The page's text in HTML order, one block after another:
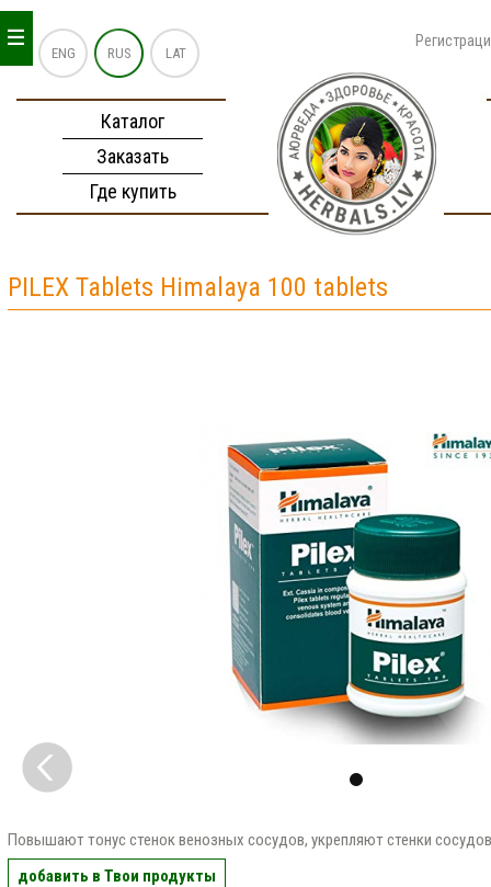
ENG RUS LAT
Каталог
Заказать
Где купить
_
_
_
PILEX Tablets Himalaya 100 tablets
Повышают тонус стенок венозных сосудов, укрепляют стенки сосудов
добавить в Твои продукты